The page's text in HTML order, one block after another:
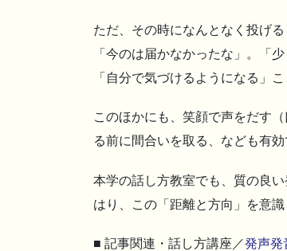
ただ、その時になんとなく投げ
「今のは届かなかったな」。「
「自分で気づけるようになる」
このほかにも、笑顔で声をだす
る前に間合いを取る、なども有効
本学の話し方教室でも、質の良
はり、この「距離と方向」を意
■ 記事関連・話し方講座／発声発